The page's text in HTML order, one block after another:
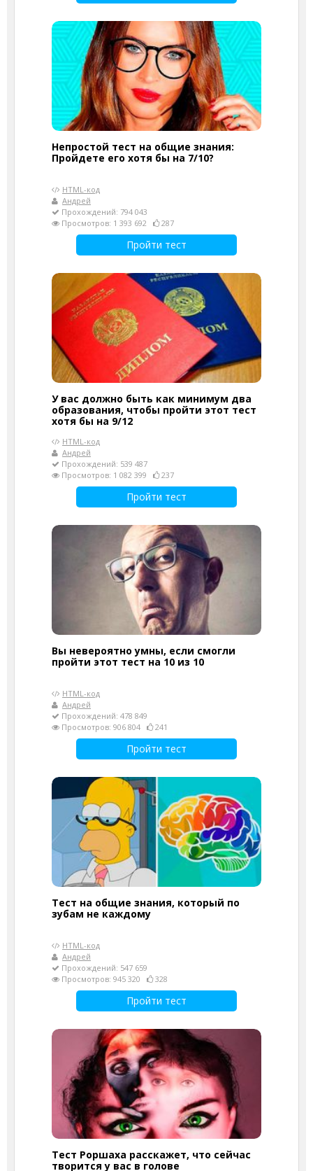
Непростой тест на общие знания:
Пройдете его хотя бы на 7/10?
HTML-код
Андрей
Прохождений: 794 043
Просмотров: 1 393 692
287
Пройти тест
У вас должно быть как минимум два
образования, чтобы пройти этот тест
хотя бы на 9/12
HTML-код
Андрей
Прохождений: 539 487
Просмотров: 1 082 399
237
Пройти тест
Вы невероятно умны, если смогли
пройти этот тест на 10 из 10
HTML-код
Андрей
Прохождений: 478 849
Просмотров: 906 804
241
Пройти тест
Тест на общие знания, который по
зубам не каждому
HTML-код
Андрей
Прохождений: 547 659
Просмотров: 945 320
328
Пройти тест
Тест Роршаха расскажет, что сейчас
творится у вас в голове